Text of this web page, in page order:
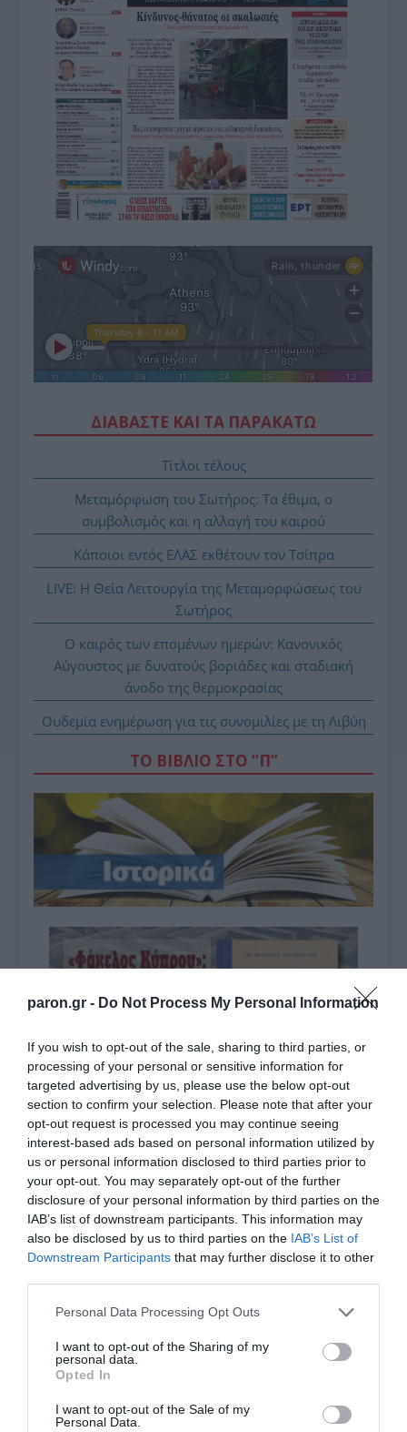
paron.gr - Do Not Process My Personal Information
If you wish to opt-out of the sale, sharing to third parties, or
processing of your personal or sensitive information for
targeted advertising by us, please use the below opt-out
section to confirm your selection. Please note that after your
opt-out request is processed you may continue seeing
interest-based ads based on personal information utilized by
us or personal information disclosed to third parties prior to
your opt-out. You may separately opt-out of the further
disclosure of your personal information by third parties on the
IAB’s list of downstream participants. This information may
also be disclosed by us to third parties on the IAB’s List of
Downstream Participants that may further disclose it to other
Please note that this website/app uses one or more Google
not limited to your visit or usage behaviour. You may click to
grant or deny consent to Google and its third-party tags to
use your data for below specified purposes in below Google
consent section.
Personal Data Processing Opt Outs
I want to opt-out of the Sharing of my
personal data.
Opted In
I want to opt-out of the Sale of my
Personal Data.
ΔΙΑΒΑΣΤΕ ΚΑΙ ΤΑ ΠΑΡΑΚΑΤΩ
Τίτλοι τέλους
Μεταμόρφωση του Σωτήρος: Τα έθιμα, ο
συμβολισμός και η αλλαγή του καιρού
Κάποιοι εντός ΕΛΑΣ εκθέτουν τον Τσίπρα
LIVE: Η Θεία Λειτουργία της Μεταμορφώσεως του
Σωτήρος
Ο καιρός των επομένων ημερών: Κανονικός
Αύγουστος με δυνατούς βοριάδες και σταδιακή
άνοδο της θερμοκρασίας
Ουδεμία ενημέρωση για τις συνομιλίες με τη Λιβύη
ΤΟ ΒΙΒΛΙΟ ΣΤΟ “Π”